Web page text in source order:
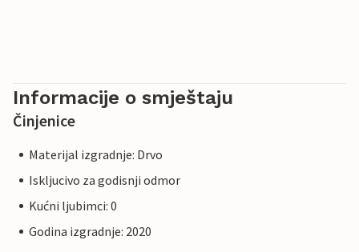
Informacije o smještaju
Činjenice
Materijal izgradnje: Drvo
Iskljucivo za godisnji odmor
Kućni ljubimci: 0
Godina izgradnje: 2020